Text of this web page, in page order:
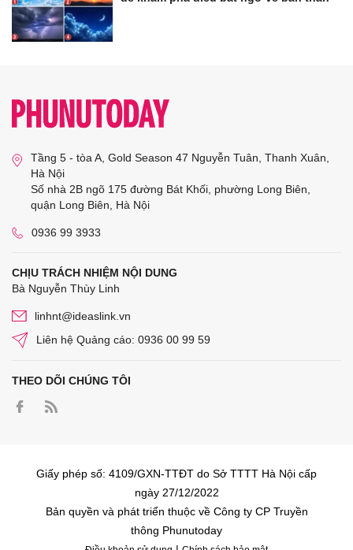
Tầng 5 - tòa A, Gold Season 47 Nguyễn Tuân, Thanh Xuân,
Hà Nội
Số nhà 2B ngõ 175 đường Bát Khối, phường Long Biên,
quận Long Biên, Hà Nội
0936 99 3933
CHỊU TRÁCH NHIỆM NỘI DUNG
Bà Nguyễn Thùy Linh
linhnt@ideaslink.vn
Liên hệ Quảng cáo: 0936 00 99 59
THEO DÕI CHÚNG TÔI
Giấy phép số: 4109/GXN-TTĐT do Sở TTTT Hà Nội cấp
ngày 27/12/2022
Bản quyền và phát triển thuộc về Công ty CP Truyền
thông Phunutoday